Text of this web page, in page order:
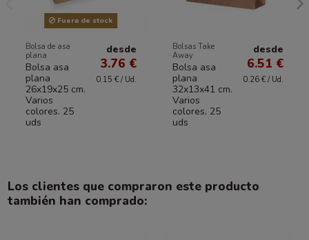
Fuera de stock
Bolsa de asa
plana
Bolsa asa
plana
26x19x25 cm.
Varios
colores. 25
uds
desde
3.76 €
0.15 € / Ud.
Bolsas Take
Away
Bolsa asa
plana
32x13x41 cm.
Varios
colores. 25
uds
desde
6.51 €
0.26 € / Ud.
Los clientes que compraron este producto
también han comprado: